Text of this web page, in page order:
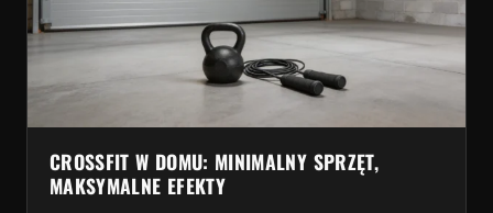
CROSSFIT W DOMU: MINIMALNY SPRZĘT,
MAKSYMALNE EFEKTY